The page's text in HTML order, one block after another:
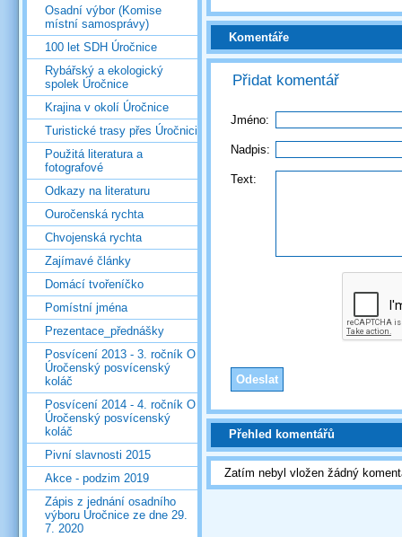
Komentáře
Přidat komentář
Jméno:
Nadpis:
Text:
Přehled komentářů
Zatím nebyl vložen žádný
Osadní výbor (Komise
místní samosprávy)
100 let SDH Úročnice
Rybářský a ekologický
spolek Úročnice
Krajina v okolí Úročnice
Turistické trasy přes Úročnici
Použitá literatura a
fotografové
Odkazy na literaturu
Ouročenská rychta
Chvojenská rychta
Zajímavé články
Domácí tvořeníčko
Pomístní jména
Prezentace_přednášky
Posvícení 2013 - 3. ročník O
Úročenský posvícenský
koláč
Posvícení 2014 - 4. ročník O
Úročenský posvícenský
koláč
Pivní slavnosti 2015
Akce - podzim 2019
Zápis z jednání osadního
výboru Úročnice ze dne 29.
7. 2020